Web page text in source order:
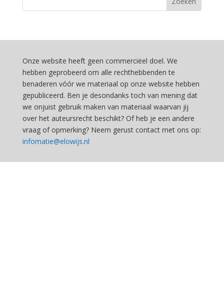
Onze website heeft geen commerciëel doel. We
hebben geprobeerd om alle rechthebbenden te
benaderen vóór we materiaal op onze website hebben
gepubliceerd. Ben je desondanks toch van mening dat
we onjuist gebruik maken van materiaal waarvan jij
over het auteursrecht beschikt? Of heb je een andere
vraag of opmerking? Neem gerust contact met ons op:
infomatie@elowijs.nl